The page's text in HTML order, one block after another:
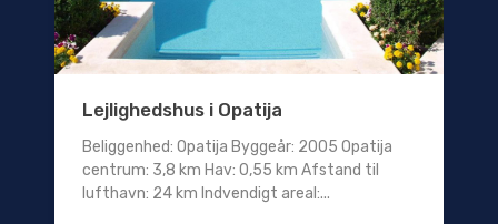
Lejlighedshus i Opatija
Beliggenhed: Opatija Byggeår: 2005 Opatija
centrum: 3,8 km Hav: 0,55 km Afstand til
lufthavn: 24 km Indvendigt areal:...